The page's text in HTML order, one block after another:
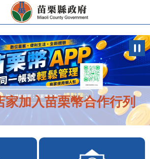
家加入苗栗幣合作行列